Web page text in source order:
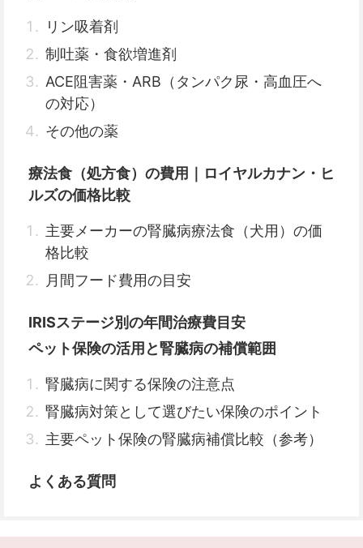
リン吸着剤
制吐薬・食欲増進剤
ACE阻害薬・ARB（タンパク尿・高血圧へ
の対応）
その他の薬
療法食（処方食）の費用｜ロイヤルカナン・ヒ
ルズの価格比較
主要メーカーの腎臓病療法食（犬用）の価
格比較
月間フード費用の目安
IRISステージ別の年間治療費目安
ペット保険の活用と腎臓病の補償範囲
腎臓病に関する保険の注意点
腎臓病対策として選びたい保険のポイント
主要ペット保険の腎臓病補償比較（参考）
よくある質問